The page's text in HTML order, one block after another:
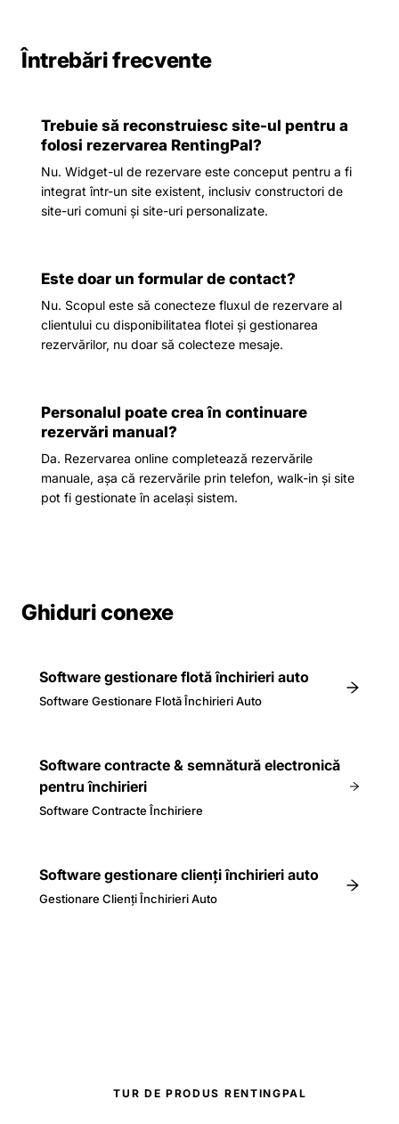
Întrebări frecvente
Trebuie să reconstruiesc site-ul pentru a
folosi rezervarea RentingPal?
Nu. Widget-ul de rezervare este conceput pentru a fi
integrat într-un site existent, inclusiv constructori de
site-uri comuni și site-uri personalizate.
Este doar un formular de contact?
Nu. Scopul este să conecteze fluxul de rezervare al
clientului cu disponibilitatea flotei și gestionarea
rezervărilor, nu doar să colecteze mesaje.
Personalul poate crea în continuare
rezervări manual?
Da. Rezervarea online completează rezervările
manuale, așa că rezervările prin telefon, walk-in și site
pot fi gestionate în același sistem.
Ghiduri conexe
Software gestionare flotă închirieri auto
Software Gestionare Flotă Închirieri Auto
Software contracte & semnătură electronică
pentru închirieri
Software Contracte Închiriere
Software gestionare clienți închirieri auto
Gestionare Clienți Închirieri Auto
TUR DE PRODUS RENTINGPAL